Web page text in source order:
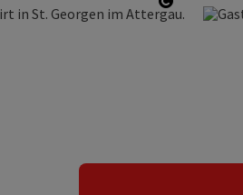
Start